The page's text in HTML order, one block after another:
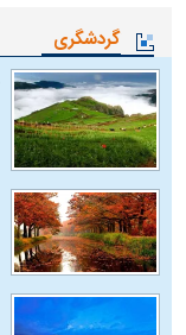
گردشگری